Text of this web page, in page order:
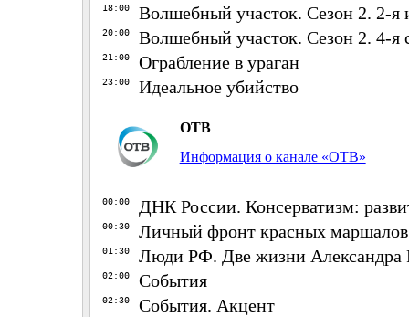
18:00 Волшебный участок. Сезон 2. 2-я
20:00 Волшебный участок. Сезон 2. 4-я
21:00 Ограбление в ураган
23:00 Идеальное убийство
ОТВ
Информация о канале «ОТВ»
00:00 ДНК России. Консерватизм:
00:30 Личный фронт красных маршалов
01:30 Люди РФ. Две жизни Александра
02:00 События
02:30 События. Акцент